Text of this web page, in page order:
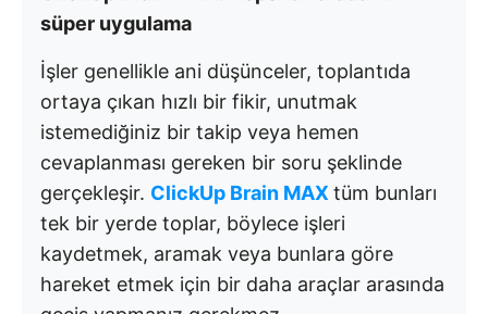
süper uygulama
İşler genellikle ani düşünceler, toplantıda
ortaya çıkan hızlı bir fikir, unutmak
istemediğiniz bir takip veya hemen
cevaplanması gereken bir soru şeklinde
gerçekleşir. ClickUp Brain MAX tüm bunları
tek bir yerde toplar, böylece işleri
kaydetmek, aramak veya bunlara göre
hareket etmek için bir daha araçlar arasında